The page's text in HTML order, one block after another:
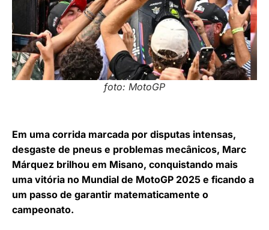
foto: MotoGP
Em uma corrida marcada por disputas intensas,
desgaste de pneus e problemas mecânicos, Marc
Márquez brilhou em Misano, conquistando mais
uma vitória no Mundial de MotoGP 2025 e ficando a
um passo de garantir matematicamente o
campeonato.